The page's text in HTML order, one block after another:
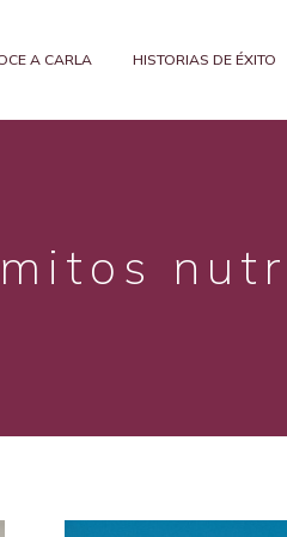
A CARLA HISTORIAS DE ÉXITO